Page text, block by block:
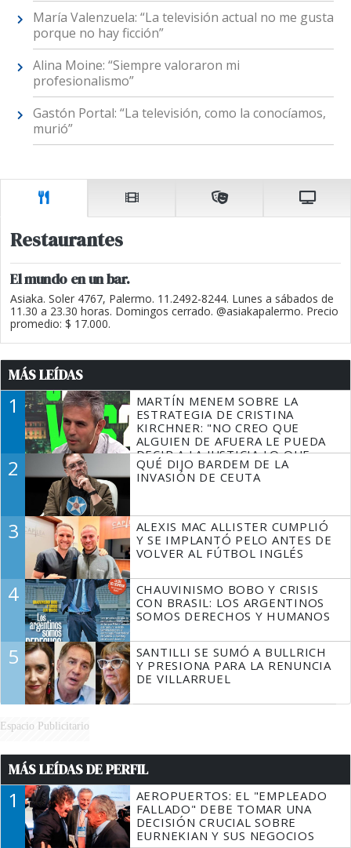
María Valenzuela: “La televisión actual no me gusta
porque no hay ficción”
Alina Moine: “Siempre valoraron mi
profesionalismo”
Gastón Portal: “La televisión, como la conocíamos,
murió”
Restaurantes
El mundo en un bar.
Asiaka. Soler 4767, Palermo. 11.2492-8244. Lunes a sábados de
11.30 a 23.30 horas. Domingos cerrado. @asiakapalermo. Precio
promedio: $ 17.000.
MÁS LEÍDAS
1
MARTÍN MENEM SOBRE LA
ESTRATEGIA DE CRISTINA
KIRCHNER: "NO CREO QUE
ALGUIEN DE AFUERA LE PUEDA
DECIR A LA JUSTICIA LO QUE
TIENE QUE HACER"
2
QUÉ DIJO BARDEM DE LA
INVASIÓN DE CEUTA
3
ALEXIS MAC ALLISTER CUMPLIÓ
Y SE IMPLANTÓ PELO ANTES DE
VOLVER AL FÚTBOL INGLÉS
4
CHAUVINISMO BOBO Y CRISIS
CON BRASIL: LOS ARGENTINOS
SOMOS DERECHOS Y HUMANOS
5
SANTILLI SE SUMÓ A BULLRICH
Y PRESIONA PARA LA RENUNCIA
DE VILLARRUEL
Espacio Publicitario
MÁS LEÍDAS DE PERFIL
1
AEROPUERTOS: EL "EMPLEADO
FALLADO" DEBE TOMAR UNA
DECISIÓN CRUCIAL SOBRE
EURNEKIAN Y SUS NEGOCIOS